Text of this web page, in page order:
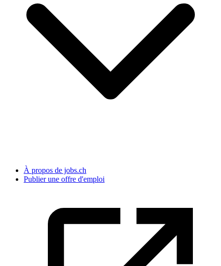
À propos de jobs.ch
Publier une offre d'emploi